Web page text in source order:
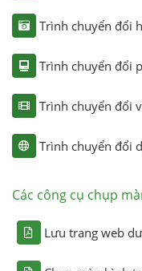
Trình chuyển đổi
Trình chuyển đổi
Trình chuyển đổi
Trình chuyển đổi
Các công cụ chụp
Lưu trang web